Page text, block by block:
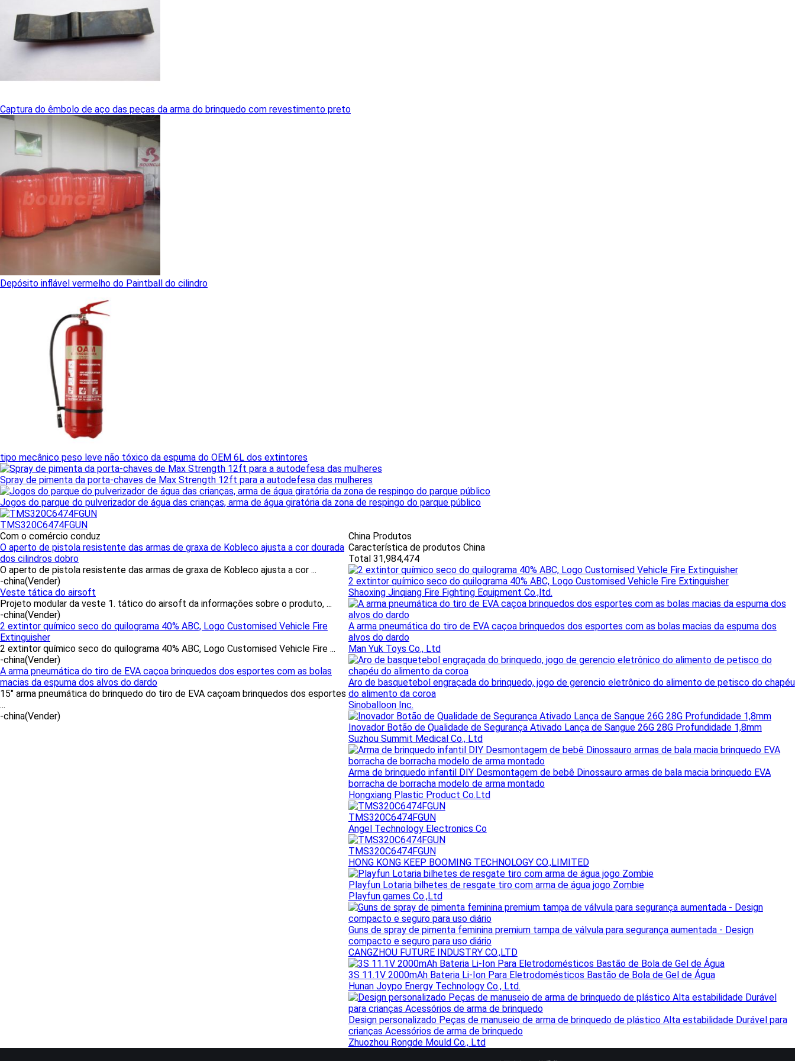
Captura do êmbolo de aço das peças da arma do brinquedo com revestimento preto
Depósito inflável vermelho do Paintball do cilindro
tipo mecânico peso leve não tóxico da espuma do OEM 6L dos extintores
Spray de pimenta da porta-chaves de Max Strength 12ft para a autodefesa das mulheres
Jogos do parque do pulverizador de água das crianças, arma de água giratória da zona de respingo do parque público
TMS320C6474FGUN
Com o comércio conduz
O aperto de pistola resistente das armas de graxa de Kobleco ajusta a cor dourada
dos cilindros dobro
O aperto de pistola resistente das armas de graxa de Kobleco ajusta a cor ...
-china(Vender)
Veste tática do airsoft
Projeto modular da veste 1. tático do airsoft da informações sobre o produto, ...
-china(Vender)
2 extintor químico seco do quilograma 40% ABC, Logo Customised Vehicle Fire
Extinguisher
2 extintor químico seco do quilograma 40% ABC, Logo Customised Vehicle Fire ...
-china(Vender)
A arma pneumática do tiro de EVA caçoa brinquedos dos esportes com as bolas
macias da espuma dos alvos do dardo
15" arma pneumática do brinquedo do tiro de EVA caçoam brinquedos dos esportes
...
-china(Vender)
China Produtos
Característica de produtos China
Total 31,984,474
2 extintor químico seco do quilograma 40% ABC, Logo Customised Vehicle Fire Extinguisher
Shaoxing Jinqiang Fire Fighting Equipment Co.,ltd.
A arma pneumática do tiro de EVA caçoa brinquedos dos esportes com as bolas macias da espuma dos
alvos do dardo
Man Yuk Toys Co., Ltd
Aro de basquetebol engraçada do brinquedo, jogo de gerencio eletrônico do alimento de petisco do chapéu
do alimento da coroa
Sinoballoon Inc.
Inovador Botão de Qualidade de Segurança Ativado Lança de Sangue 26G 28G Profundidade 1,8mm
Suzhou Summit Medical Co., Ltd
Arma de brinquedo infantil DIY Desmontagem de bebê Dinossauro armas de bala macia brinquedo EVA
borracha de borracha modelo de arma montado
Hongxiang Plastic Product Co.Ltd
TMS320C6474FGUN
Angel Technology Electronics Co
TMS320C6474FGUN
HONG KONG KEEP BOOMING TECHNOLOGY CO.,LIMITED
Playfun Lotaria bilhetes de resgate tiro com arma de água jogo Zombie
Playfun games Co.,Ltd
Guns de spray de pimenta feminina premium tampa de válvula para segurança aumentada - Design
compacto e seguro para uso diário
CANGZHOU FUTURE INDUSTRY CO.,LTD
3S 11.1V 2000mAh Bateria Li-Ion Para Eletrodomésticos Bastão de Bola de Gel de Água
Hunan Joypo Energy Technology Co., Ltd.
Design personalizado Peças de manuseio de arma de brinquedo de plástico Alta estabilidade Durável para
crianças Acessórios de arma de brinquedo
Zhuozhou Rongde Mould Co., Ltd